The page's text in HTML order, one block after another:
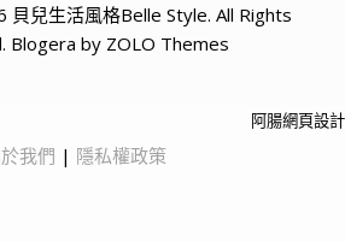
兒生活風格Belle Style. All Rights
Blogera by ZOLO Themes
阿腸網頁設計
我們 | 隱私權政策